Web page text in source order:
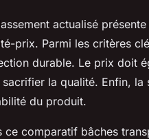
actualisé
prix. Parmi les critères
durable. Le prix doit
sacrifier la qualité. Enfin,
du produit.
ce comparatif bâches